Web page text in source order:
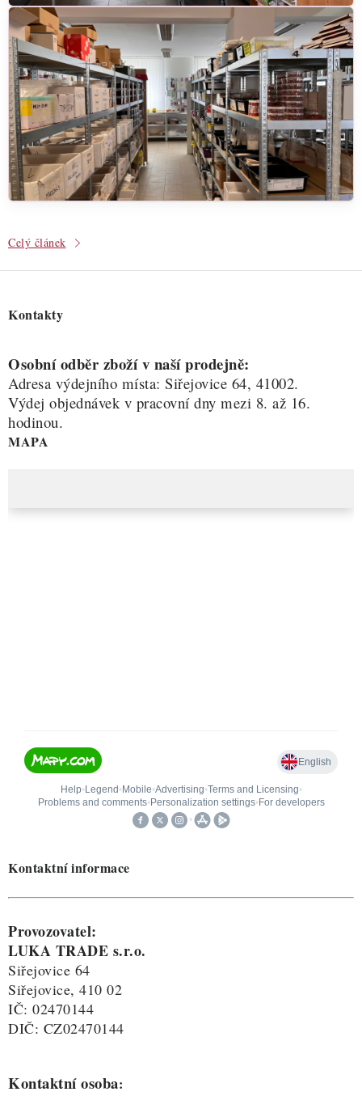
Celý článek
Kontakty
Osobní odběr zboží v naší prodejně:
Adresa výdejního místa: Siřejovice 64, 41002.
Výdej objednávek v pracovní dny mezi 8. až 16.
hodinou.
MAPA
Kontaktní informace
Provozovatel:
LUKA TRADE s.r.o.
Siřejovice 64
Siřejovice, 410 02
IČ: 02470144
DIČ: CZ02470144
Kontaktní osoba: